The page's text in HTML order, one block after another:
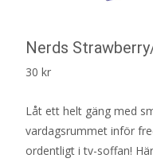
Nerds
30 kr
Låt ett helt gäng med
vardagsrummet inför
ordentligt i tv-soffan!